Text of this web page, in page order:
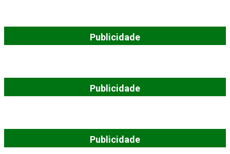
Publicidade
Publicidade
Publicidade